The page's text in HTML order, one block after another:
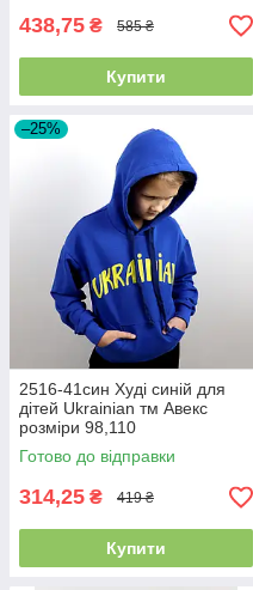
438,75 ₴ 585 ₴
Купити
–25%
2516-41син Худі синій для
дітей Ukrainian тм Авекс
розміри 98,110
Готово до відправки
314,25 ₴ 419 ₴
Купити